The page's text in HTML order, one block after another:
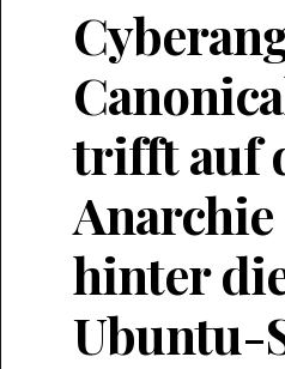
trifft auf
hinter
Ubuntu-